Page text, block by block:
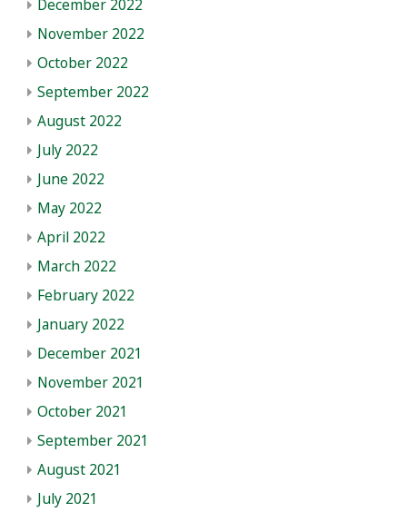
December 2022
November 2022
October 2022
September 2022
August 2022
July 2022
June 2022
May 2022
April 2022
March 2022
February 2022
January 2022
December 2021
November 2021
October 2021
September 2021
August 2021
July 2021